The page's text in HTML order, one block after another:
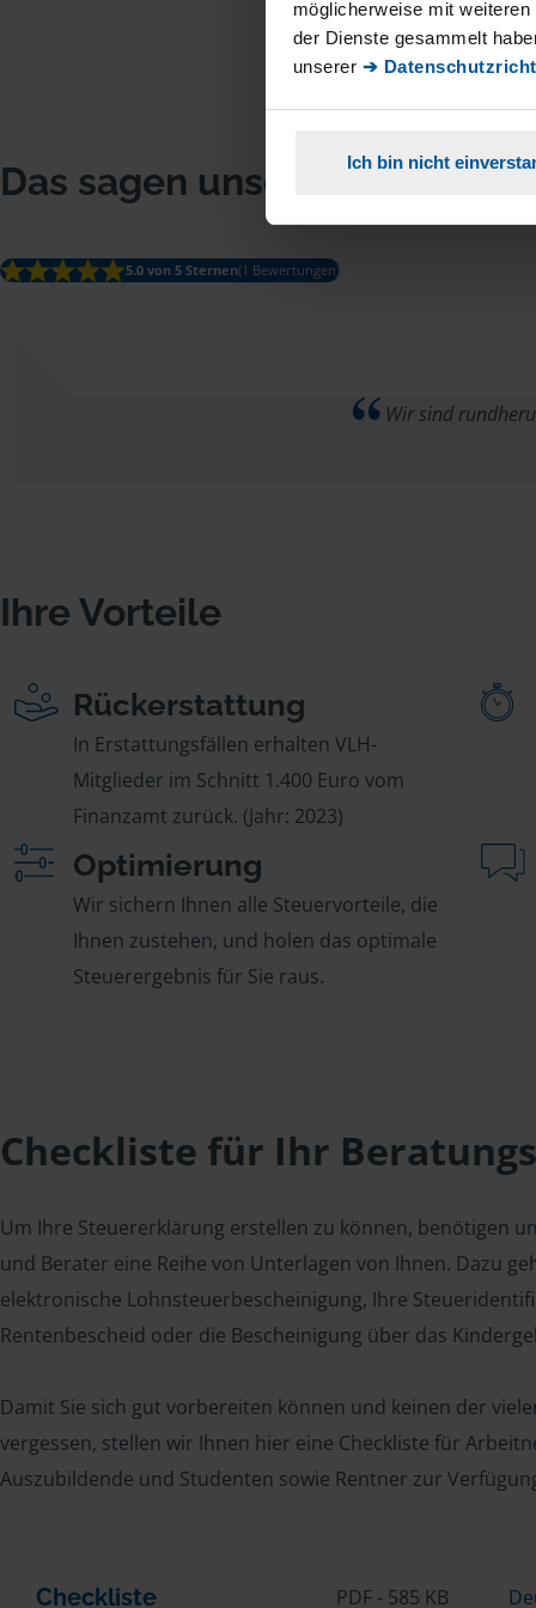
möglicherweise mit
der Dienste gesammelt
unserer ➔
Ich bin nicht
Das sagen unsere Mitglieder
5.0 von 5 Sternen(1 Bewertungen)
Wir sind
Ihre Vorteile
Rückerstattung
In Erstattungsfällen erhalten VLH-
Mitglieder im Schnitt 1.400 Euro vom
Finanzamt zurück. (Jahr: 2023)
Optimierung
Wir sichern Ihnen alle Steuervorteile, die
Ihnen zustehen, und holen das optimale
Steuerergebnis für Sie raus.
Checkliste für Ihr
Um Ihre Steuererklärung erstellen zu können, benötigen
und Berater eine Reihe von Unterlagen von Ihnen. Dazu
elektronische Lohnsteuerbescheinigung, Ihre
Rentenbescheid oder die Bescheinigung über das
Damit Sie sich gut vorbereiten können und keinen der
vergessen, stellen wir Ihnen hier eine Checkliste für
Auszubildende und Studenten sowie Rentner zur
Checkliste PDF - 585 KB